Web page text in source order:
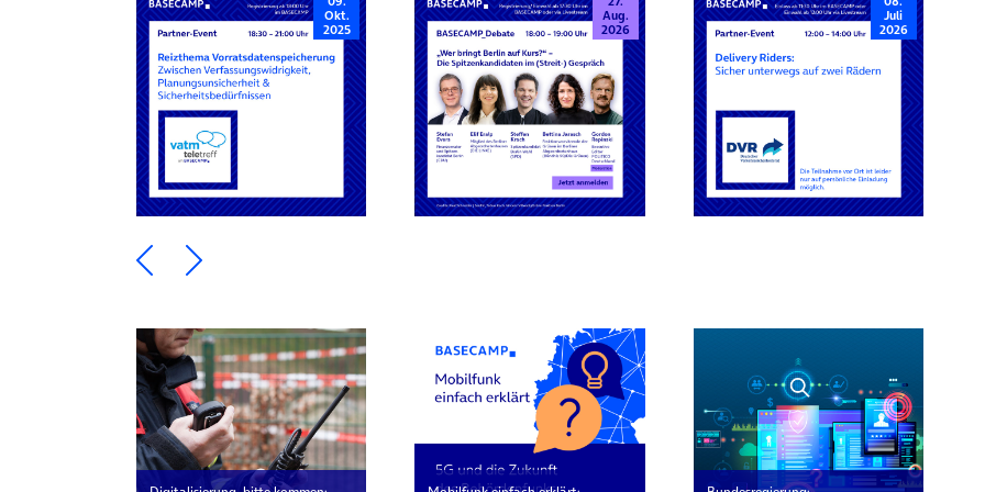
Okt.
2025
Aug.
2026
Juli
2026
Ein Element zurück blättern
Ein Element weiter blättern